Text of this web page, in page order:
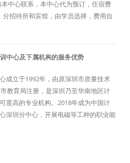
中心联系，本中心代为预订，住宿费
分招待所和宾馆，由学员选择，费用自
中心及下属机构的服务优势
成立于1992年，由原深圳市质量技术
教育局注册，是深圳乃至华南地区计
度高的专业机构。2018年成为中国计
深圳分中心，开展电磁等工种的职业能